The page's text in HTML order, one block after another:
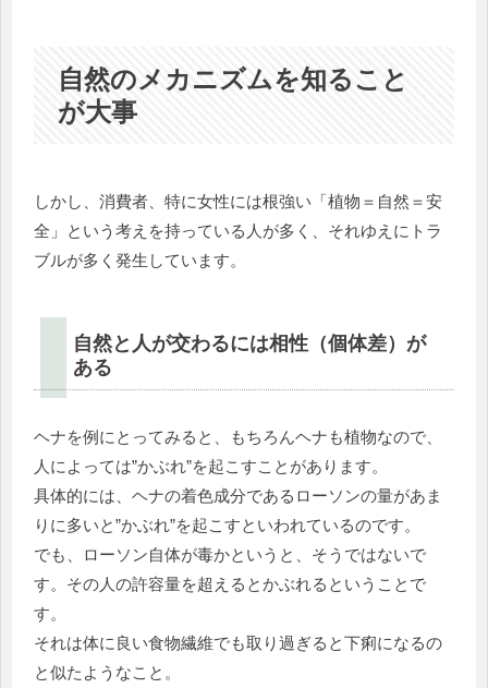
自然のメカニズムを知ること
が大事
しかし、消費者、特に女性には根強い「植物＝自然＝安
全」という考えを持っている人が多く、それゆえにトラ
ブルが多く発生しています。
自然と人が交わるには相性（個体差）が
ある
ヘナを例にとってみると、もちろんヘナも植物なので、
人によっては”かぶれ”を起こすことがあります。
具体的には、ヘナの着色成分であるローソンの量があま
りに多いと”かぶれ”を起こすといわれているのです。
でも、ローソン自体が毒かというと、そうではないで
す。その人の許容量を超えるとかぶれるということで
す。
それは体に良い食物繊維でも取り過ぎると下痢になるの
と似たようなこと。